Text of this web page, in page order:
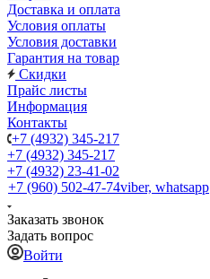
Доставка и оплата
Условия оплаты
Условия доставки
Гарантия на товар
Скидки
Прайс листы
Информация
Контакты
+7 (4932) 345-217
+7 (4932) 345-217
+7 (4932) 23-41-02
+7 (960) 502-47-74viber, whatsapp
Заказать звонок
Задать вопрос
Войти